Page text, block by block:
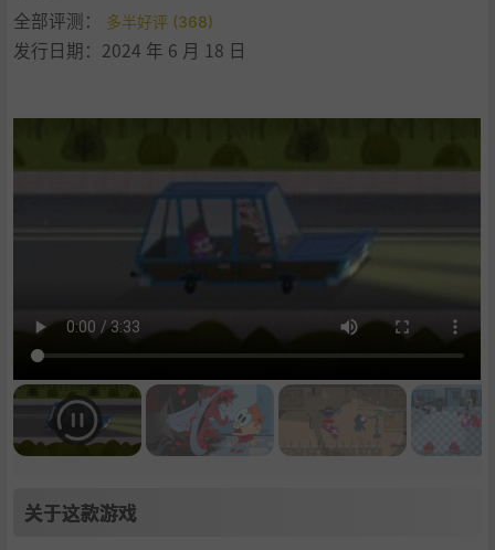
全部评测：
多半好评 (368)
发行日期：2024 年 6 月 18 日
关于这款游戏